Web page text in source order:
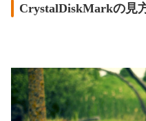
CrystalDiskMarkの見